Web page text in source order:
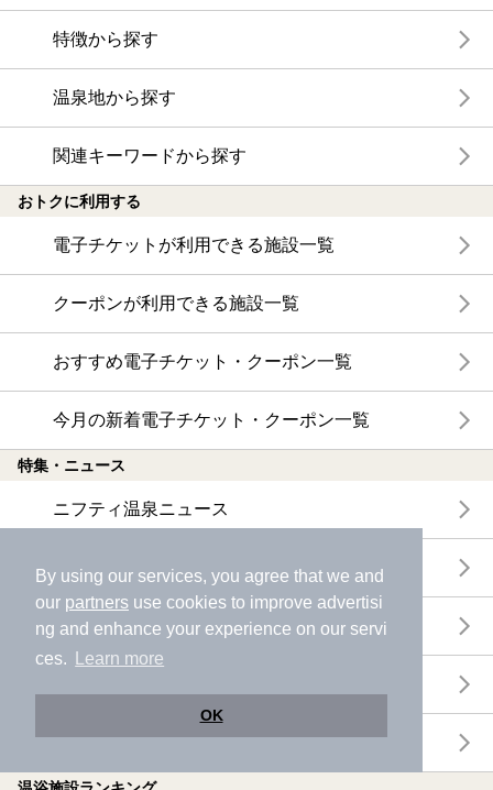
By using our services, you agree that we and
our partners use cookies to improve advertisi
ng and enhance your experience on our servi
ces.
Learn more
OK
特徴から探す
温泉地から探す
関連キーワードから探す
おトクに利用する
電子チケットが利用できる施設一覧
クーポンが利用できる施設一覧
おすすめ電子チケット・クーポン一覧
今月の新着電子チケット・クーポン一覧
特集・ニュース
ニフティ温泉ニュース
体験レポート
口コミを見る
ニフティ温泉からのお知らせ